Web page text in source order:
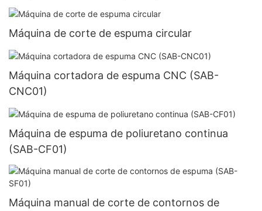
Máquina de corte de espuma circular
Máquina cortadora de espuma CNC (SAB-
CNC01)
Máquina de espuma de poliuretano continua
(SAB-CF01)
Máquina manual de corte de contornos de